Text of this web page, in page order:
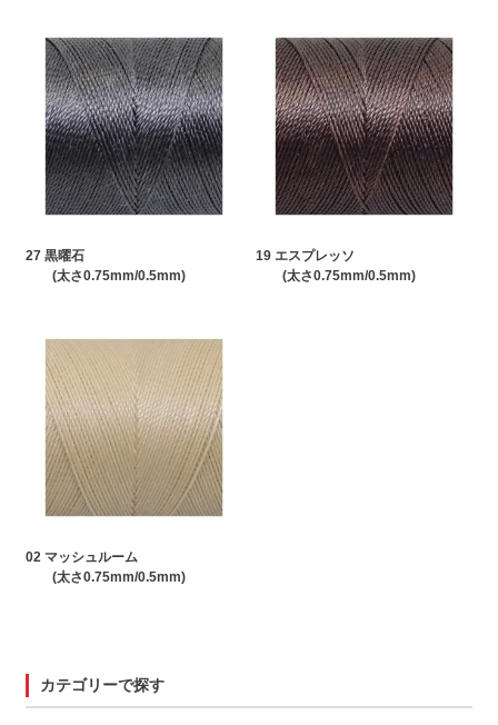
27 黒曜石
(太さ0.75mm/0.5mm)
19 エスプレッソ
(太さ0.75mm/0.5mm)
02 マッシュルーム
(太さ0.75mm/0.5mm)
カテゴリーで探す